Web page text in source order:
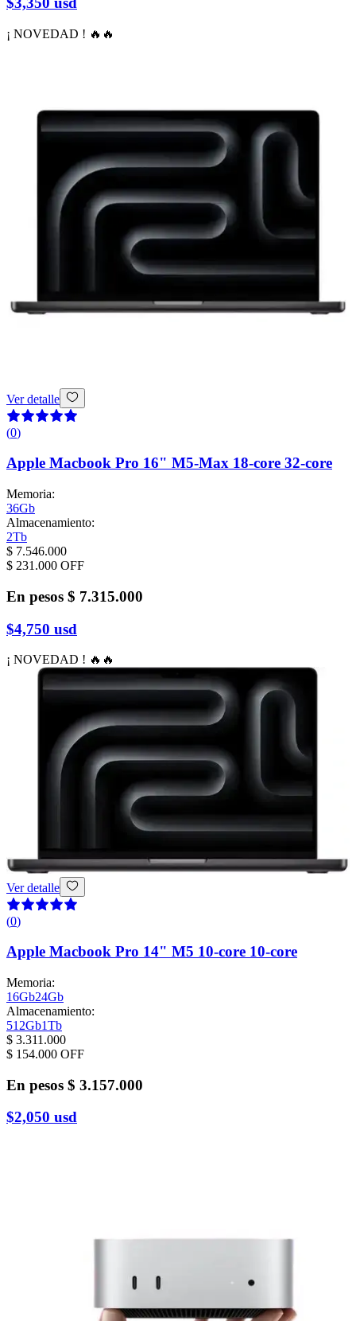
¡ NOVEDAD ! 🔥🔥
Ver detalle
(0)
Apple Macbook Pro 16" M5-Max 18-core 32-core
Memoria:
36Gb
Almacenamiento:
2Tb
$ 7.546.000
$ 231.000 OFF
En pesos $ 7.315.000
$4,750 usd
¡ NOVEDAD ! 🔥🔥
Ver detalle
(0)
Apple Macbook Pro 14" M5 10-core 10-core
Memoria:
16Gb24Gb
Almacenamiento:
512Gb1Tb
$ 3.311.000
$ 154.000 OFF
En pesos $ 3.157.000
$2,050 usd